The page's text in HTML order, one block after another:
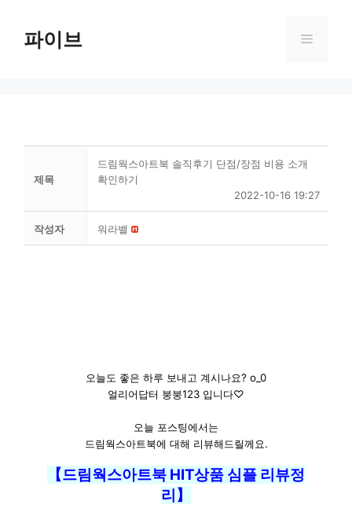
content파이브 Menu
제목
드림웍스아트북 솔직후기 단점/장점 비용 소개
확인하기
2022-10-16 19:27
작성자 워라밸
오늘도 좋은 하루 보내고 계시나요? o_0
얼리어답터 붕붕123 입니다♡
오늘 포스팅에서는
드림웍스아트북에 대해 리뷰해드릴께요.
【드림웍스아트북 HIT상품 심플 리뷰정
리】